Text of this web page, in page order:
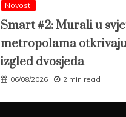
Novosti
Smart #2: Murali u
metropolama
izgled dvosjeda
06/08/2026 2 min read